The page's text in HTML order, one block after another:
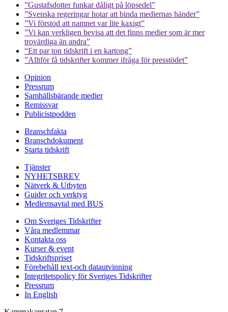
”Gustafsdotter funkar dåligt på löpsedel”
”Svenska regeringar hotar att binda mediernas händer”
”Vi förstod att namnet var lite kaxigt”
”Vi kan verkligen bevisa att det finns medier som är mer
trovärdiga än andra”
“Ett par ton tidskrift i en kartong”
”Alltför få tidskrifter kommer ifråga för presstödet”
Opinion
Pressrum
Samhällsbärande medier
Remissvar
Publicistpodden
Branschfakta
Branschdokument
Starta tidskrift
Tjänster
NYHETSBREV
Nätverk & Utbyten
Guider och verktyg
Medlemsavtal med BUS
Om Sveriges Tidskrifter
Våra medlemmar
Kontakta oss
Kurser & event
Tidskriftspriset
Förebehåll text-och datautvinning
Integritetspolicy för Sveriges Tidskrifter
Pressrum
In English